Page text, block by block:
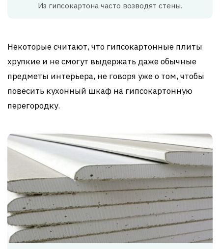
Из гипсокартона часто возводят стены.
Некоторые считают, что гипсокартонные плиты
хрупкие и не смогут выдержать даже обычные
предметы интерьера, не говоря уже о том, чтобы
повесить кухонный шкаф на гипсокартонную
перегородку.